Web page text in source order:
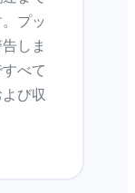
プッ
しま
べて
び収